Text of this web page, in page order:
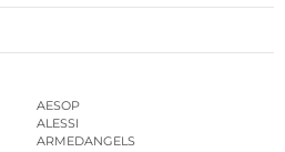
AESOP
ALESSI
ARMEDANGELS